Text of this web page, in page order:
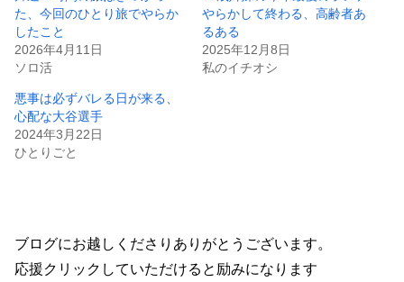
た、今回のひとり旅でやらか
したこと
2026年4月11日
ソロ活
やらかして終わる、高齢者あ
るある
2025年12月8日
私のイチオシ
悪事は必ずバレる日が来る、
心配な大谷選手
2024年3月22日
ひとりごと
ブログにお越しくださりありがとうございます。
応援クリックしていただけると励みになります